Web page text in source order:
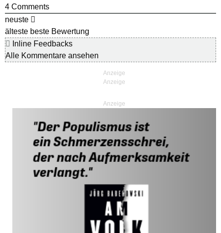
4 Comments
neuste
älteste beste Bewertung
Inline Feedbacks
Alle Kommentare ansehen
Anzeige